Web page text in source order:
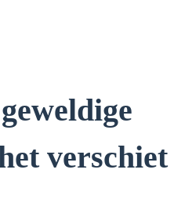
verschiet